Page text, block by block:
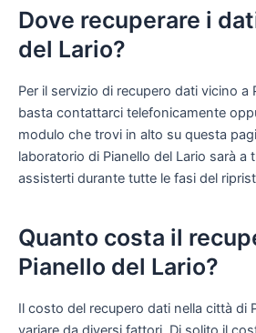
Dove recuperare i
del Lario?
Per il servizio di recupero dati vicino a
basta contattarci telefonicamente
modulo che trovi in alto su questa
laboratorio di Pianello del Lario sarà a
assisterti durante tutte le fasi del
Quanto costa il
Pianello del Lario?
Il costo del recupero dati nella città di